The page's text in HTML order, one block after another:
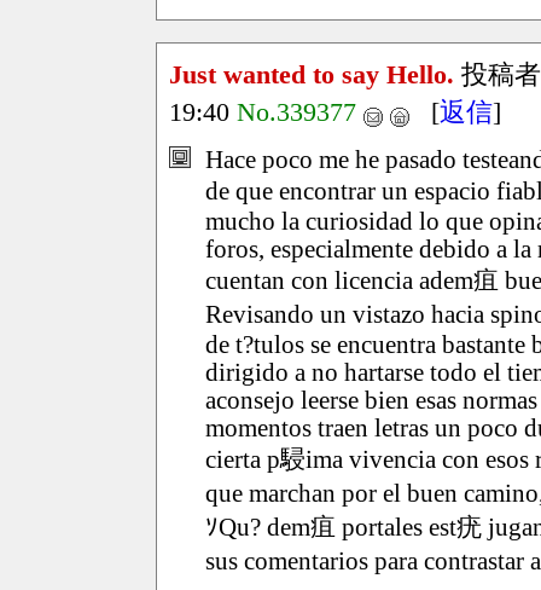
Just wanted to say Hello. 投稿
19:40 No.339377 [返信]
Hace poco me he pasado
de que encontrar un espacio
mucho la curiosidad lo que
foros, especialmente debido a la
cuentan con licencia adem疽
Revisando un vistazo hacia
de t?tulos se encuentra
dirigido a no hartarse todo el
aconsejo leerse bien esas
momentos traen letras un poco
cierta p駸ima vivencia con esos
que marchan por el buen
ｿQu? dem疽 portales est疣
sus comentarios para contrastar